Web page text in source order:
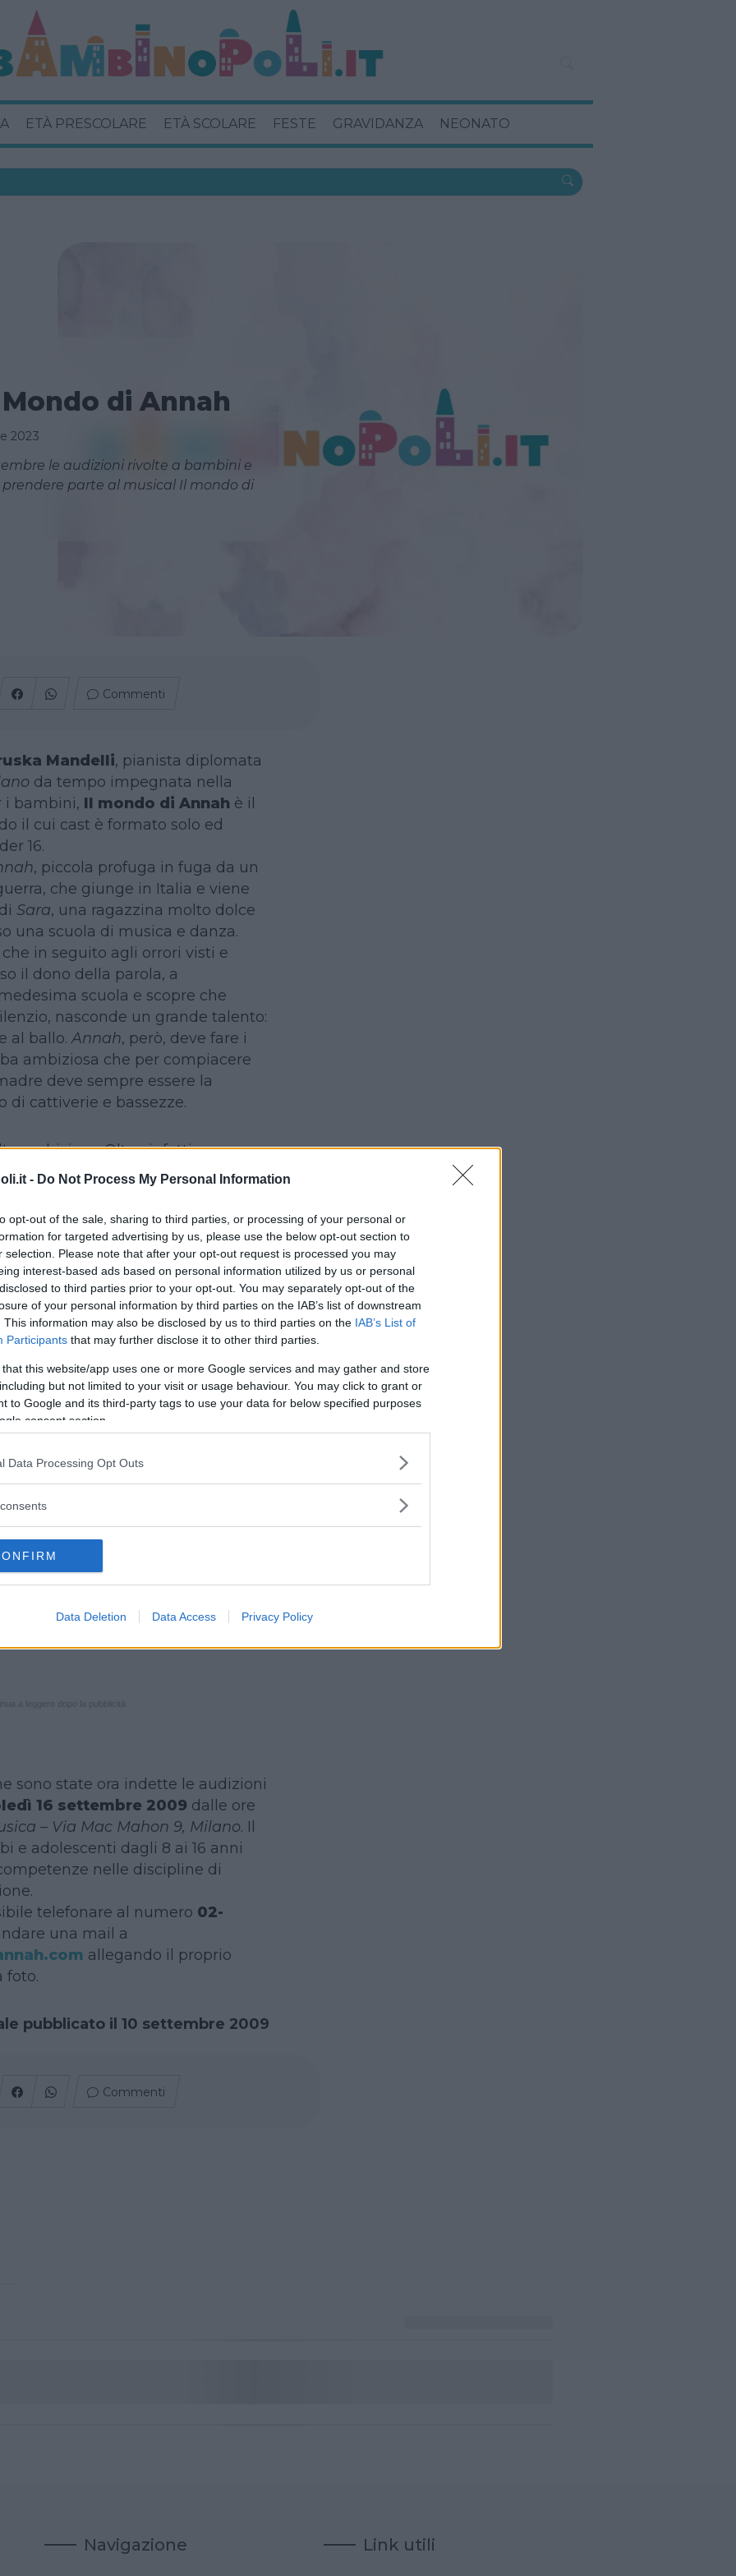
- Do Not Process My Personal Information
opt-out of the sale, sharing to third parties, or processing of your personal or
for targeted advertising by us, please use the below opt-out section to
selection. Please note that after your opt-out request is processed you may
interest-based ads based on personal information utilized by us or personal
to third parties prior to your opt-out. You may separately opt-out of the
of your personal information by third parties on the IAB’s list of downstream
This information may also be disclosed by us to third parties on the IAB’s List of
Participants that may further disclose it to other third parties.
that this website/app uses one or more Google services and may gather and store
but not limited to your visit or usage behaviour. You may click to grant or
to Google and its third-party tags to use your data for below specified purposes
consent section.
Data Processing Opt Outs
Data Deletion Data Access Privacy Policy
ETÀ PRESCOLARE ETÀ SCOLARE FESTE GRAVIDANZA NEONATO
di Annah
2023
le audizioni rivolte a bambini e
prendere parte al musical Il mondo di
Commenti
Mandelli, pianista diplomata
da tempo impegnata nella
i bambini, Il mondo di Annahè il
il cui cast è formato solo ed
16.
, piccola profuga in fuga da un
che giunge in Italia e viene
Sara, una ragazzina molto dolce
una scuola di musica e danza.
che in seguito agli orrori visti e
il dono della parola, a
scuola e scopre che
nasconde un grande talento:
al ballo. Annah, però, deve fare i
ambiziosa che per compiacere
deve sempre essere la
di cattiverie e bassezze.
ambizioso. Oltre, infatti, a
nella realizzazione dello
artistiche di ciascun
, impostando tutte le
musical è stata, perciò, effettuata
adolescenti (dai 6 agli 8 anni) che
lezioni delle singole
stage di
di diversi professionisti (la
sono state affidata aMark Perna,
dell’indirizzo sociale del
sono state composte da
Valeriano Chiaravalle
Le coreografie sono, invece,
Law
dei musical. La preparazione
diOscar Ferrarra
diraccogliere fondi da
ed enti che si occupano di
, secondo la formulaBambini che
sono state ora indette le audizioni
16 settembre 2009 dalle ore
– Via Mac Mahon 9, Milano. Il
e adolescenti dagli 8 ai 16 anni
nelle discipline di
telefonare al numero 02-
una mail a
allegando il proprio
foto.
pubblicato il 10 settembre 2009
Commenti
Navigazione Link utili